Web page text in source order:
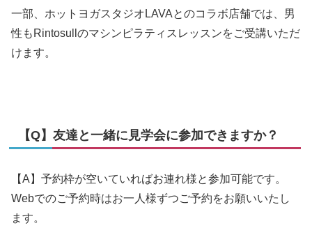
一部、ホットヨガスタジオLAVAとのコラボ店舗では、男
性もRintosullのマシンピラティスレッスンをご受講いただ
けます。
【Q】友達と一緒に見学会に参加できますか？
【A】予約枠が空いていればお連れ様と参加可能です。
Webでのご予約時はお一人様ずつご予約をお願いいたし
ます。